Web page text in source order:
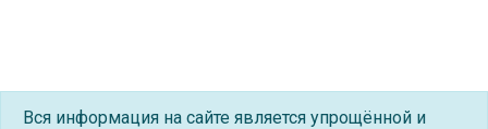
Вся информация на сайте является упрощённой и